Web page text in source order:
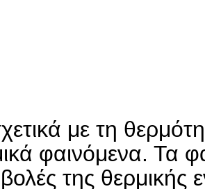
με τη
φαινόμενα. Τα
της